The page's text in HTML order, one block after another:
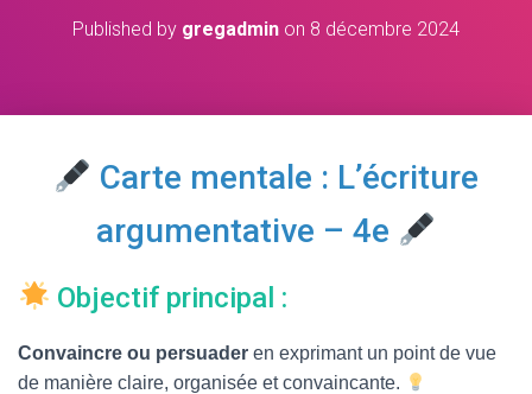
Published by gregadmin on 8 décembre 2024
Carte mentale : L’écriture
argumentative – 4e
Objectif principal :
Convaincre ou persuader en exprimant un point de vue
de manière claire, organisée et convaincante.